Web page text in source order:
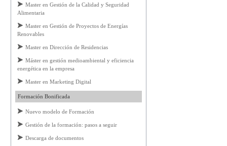
Master en Gestión de la Calidad y Seguridad
Alimentaria
Master en Gestión de Proyectos de Energías
Renovables
Master en Dirección de Residencias
Máster en gestión medioambiental y eficiencia
energética en la empresa
Master en Marketing Digital
Formación Bonificada
Nuevo modelo de Formación
Gestión de la formación: pasos a seguir
Descarga de documentos